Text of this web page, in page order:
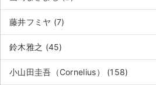
チケットジャム運営会社
チケットジャム利用規約
藤井フミヤ (7)
鈴木雅之 (45)
小山田圭吾（Cornelius） (158)